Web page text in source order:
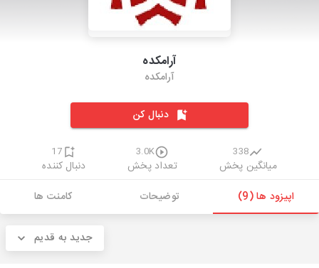
آرامکده
آرامکده
دنبال کن
338
میانگین پخش
3.0K
تعداد پخش
17
دنبال کننده
اپیزود ها (9)
توضیحات کامنت ها
جدید به قدیم